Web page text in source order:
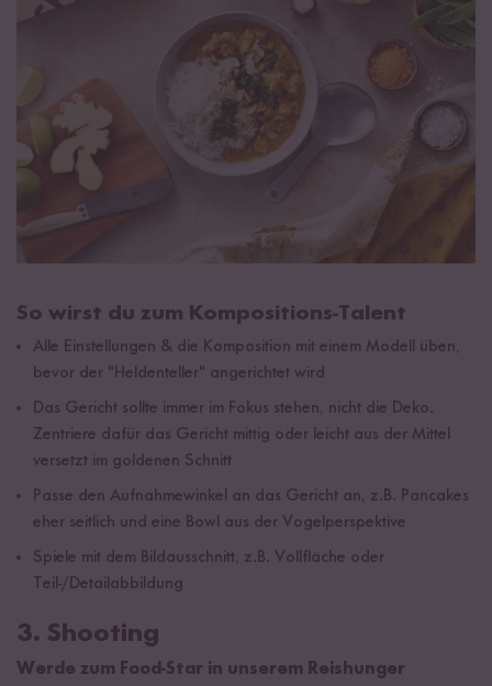
So wirst du zum Kompositions-Talent
Alle Einstellungen & die Komposition mit einem Modell üben,
bevor der "Heldenteller" angerichtet wird
Das Gericht sollte immer im Fokus stehen, nicht die Deko.
Zentriere dafür das Gericht mittig oder leicht aus der Mittel
versetzt im goldenen Schnitt
Passe den Aufnahmewinkel an das Gericht an, z.B. Pancakes
eher seitlich und eine Bowl aus der Vogelperspektive
Spiele mit dem Bildausschnitt, z.B. Vollfläche oder
Teil-/Detailabbildung
3. Shooting
Werde zum Food-Star in unserem Reishunger